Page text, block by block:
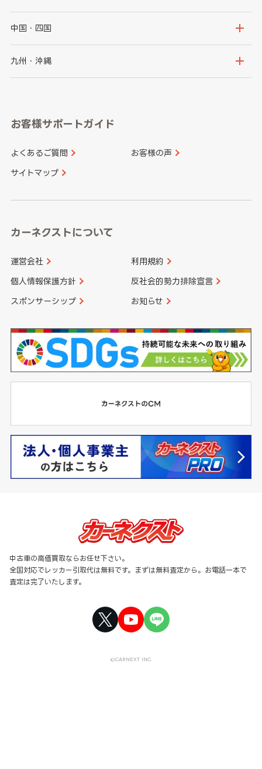
千葉県
石川県
山梨県
愛知県
大阪府
京都府
和歌山県
中国・四国
鳥取県
山口県
香川県 愛媛県
九州・沖縄
長崎県
大分県 宮崎県
お客様サポートガイド
よくあるご質問 お客様の声
サイトマップ
カーネクストについて
運営会社 利用規約
個人情報保護方針 反社会的勢力排除宣言
スポンサーシップ お知らせ
中古車の高価買取ならお任せ下さい。
全国対応でレッカー引取代は無料です。まずは無料査定から。お電話一本で
査定は完了いたします。
©CARNEXT INC.